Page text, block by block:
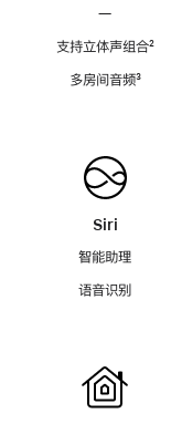
—
支持立体声组合脚
²
多房间音频脚
³
Siri
智能助理
语音识别